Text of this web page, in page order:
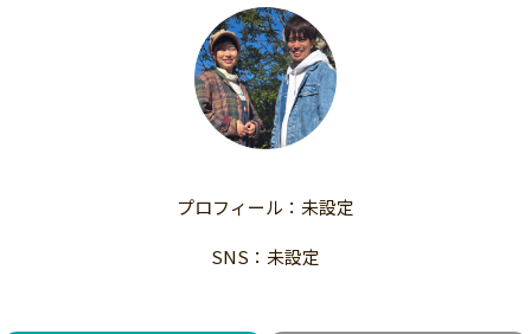
プロジェクトからさがす 注目
支援金額が多い
支援人数が多い
終了日が近い
国際協力
子ども・教育
支援金額が多い
終了日が近い
カテゴリーからさがす
医療・福祉
子ども・教育
人権・マイノリティ
プロフィール：未設定
SNS：未設定